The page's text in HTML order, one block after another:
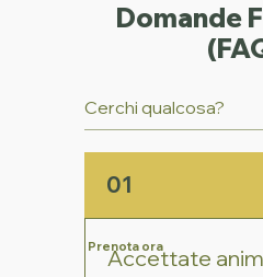
Domande
01
Accettate
Prenota ora